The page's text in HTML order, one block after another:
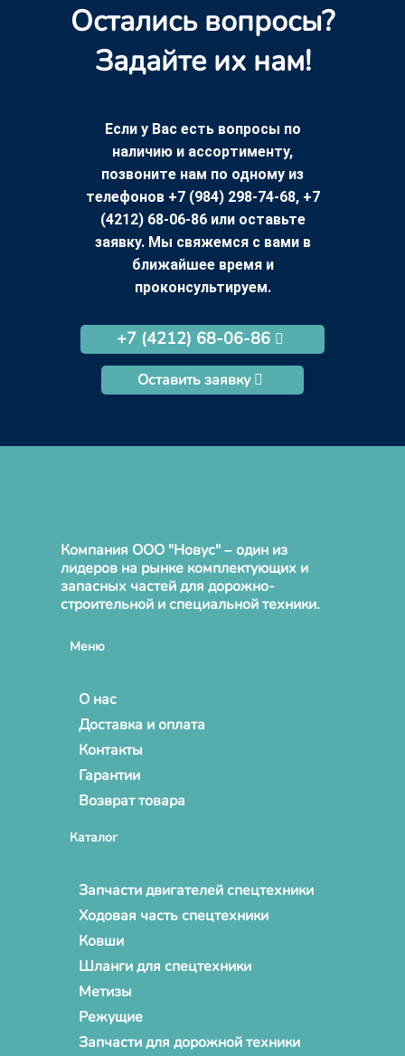
Остались вопросы?
Задайте их нам!
Если у Вас есть вопросы по
наличию и ассортименту,
позвоните нам по одному из
телефонов +7 (984) 298-74-68, +7
(4212) 68-06-86 или оставьте
заявку. Мы свяжемся с вами в
ближайшее время и
проконсультируем.
+7 (4212) 68-06-86
Оставить заявку
Компания ООО "Новус" – один из
лидеров на рынке комплектующих и
запасных частей для дорожно-
строительной и специальной техники.
Меню
О нас
Доставка и оплата
Контакты
Гарантии
Возврат товара
Каталог
Запчасти двигателей спецтехники
Ходовая часть спецтехники
Ковши
Шланги для спецтехники
Метизы
Режущие
Запчасти для дорожной техники